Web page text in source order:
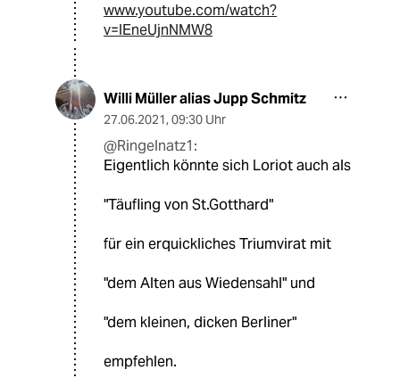
www.youtube.com/watch?
v=lEneUjnNMW8
Willi Müller alias Jupp Schmitz
27.06.2021, 09:30 Uhr
@Ringelnatz1:
Eigentlich könnte sich Loriot auch als
"Täufling von St.Gotthard"
für ein erquickliches Triumvirat mit
"dem Alten aus Wiedensahl" und
"dem kleinen, dicken Berliner"
empfehlen.